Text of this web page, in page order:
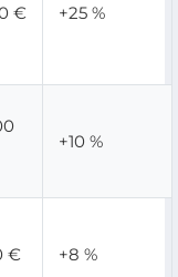
€ +25 %
+10 %
€ +8 %